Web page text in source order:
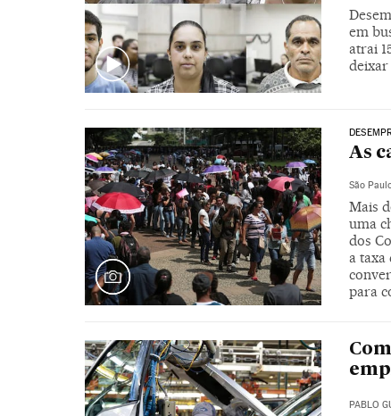
em
atrai
deixar
As
São
Mais
uma
dos
a taxa
para
PABLO